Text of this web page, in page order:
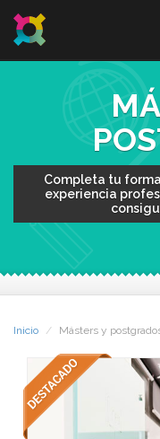
Completa tu
experiencia
Inicio Másters y